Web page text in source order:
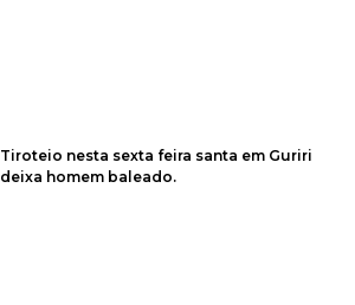
Tiroteio nesta sexta feira santa em Guriri
deixa homem baleado.